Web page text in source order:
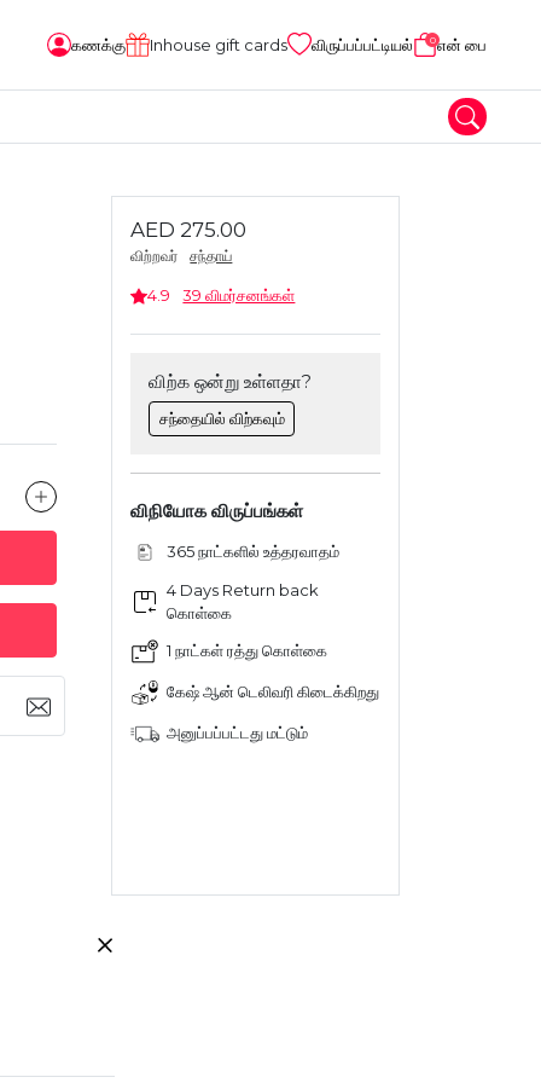
கணக்கு Inhouse gift cards விருப்பப்பட்டியல் 0என் பை
AED 275.00
விற்றவர் சந்தாய்
4.9 39 விமர்சனங்கள்
விற்க ஒன்று உள்ளதா?
சந்தையில் விற்கவும்
விநியோக விருப்பங்கள்
365 நாட்களில் உத்தரவாதம்
4 Days Return back
கொள்கை
1 நாட்கள் ரத்து கொள்கை
கேஷ் ஆன் டெலிவரி கிடைக்கிறது
அனுப்பப்பட்டது மட்டும்